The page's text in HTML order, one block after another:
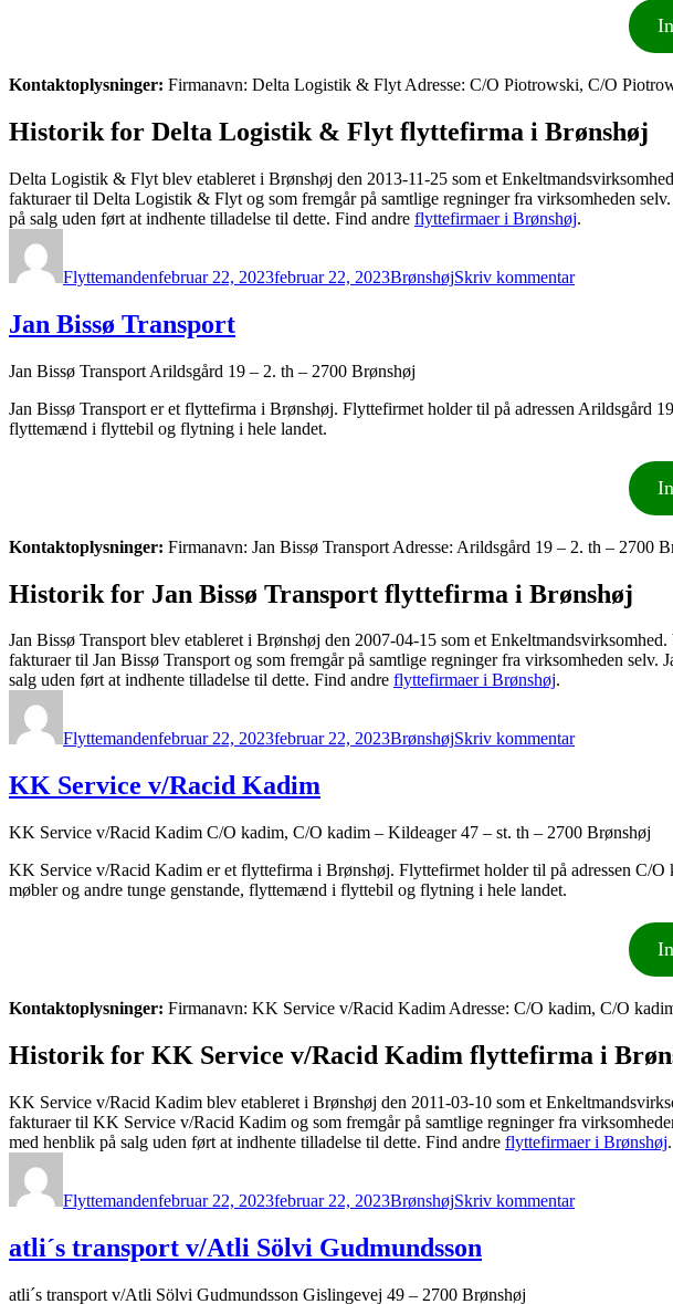
Kontaktoplysninger: Firmanavn: Delta Logistik & Flyt Adresse: C/O Piotrowski, C/O
Historik for Delta Logistik & Flyt flyttefirma i Brønshøj
Delta Logistik & Flyt blev etableret i Brønshøj den 2013-11-25 som et
fakturaer til Delta Logistik & Flyt og som fremgår på samtlige regninger fra virksomheden
på salg uden ført at indhente tilladelse til dette. Find andre flyttefirmaer i Brønshøj.
Flyttemandenfebruar 22, 2023februar 22, 2023BrønshøjSkriv kommentarLogistik
Jan Bissø Transport
Jan Bissø Transport Arildsgård 19 – 2. th – 2700 Brønshøj
Jan Bissø Transport er et flyttefirma i Brønshøj. Flyttefirmet holder til på adressen Arildsgård
flyttemænd i flyttebil og flytning i hele landet.
Kontaktoplysninger: Firmanavn: Jan Bissø Transport Adresse: Arildsgård 19 – 2. th –
Historik for Jan Bissø Transport flyttefirma i Brønshøj
Jan Bissø Transport blev etableret i Brønshøj den 2007-04-15 som et
fakturaer til Jan Bissø Transport og som fremgår på samtlige regninger fra virksomheden
salg uden ført at indhente tilladelse til dette. Find andre flyttefirmaer i Brønshøj.
Flyttemandenfebruar 22, 2023februar 22, 2023BrønshøjSkriv kommentarBissø
KK Service v/Racid Kadim
KK Service v/Racid Kadim C/O kadim, C/O kadim – Kildeager 47 – st. th – 2700 Brønshøj
KK Service v/Racid Kadim er et flyttefirma i Brønshøj. Flyttefirmet holder til på adressen C/
møbler og andre tunge genstande, flyttemænd i flyttebil og flytning i hele landet.
Kontaktoplysninger: Firmanavn: KK Service v/Racid Kadim Adresse: C/O kadim, C/O
Historik for KK Service v/Racid Kadim flyttefirma i
KK Service v/Racid Kadim blev etableret i Brønshøj den 2011-03-10 som et
fakturaer til KK Service v/Racid Kadim og som fremgår på samtlige regninger fra
med henblik på salg uden ført at indhente tilladelse til dette. Find andre flyttefirmaer i Brønshøj.
Flyttemandenfebruar 22, 2023februar 22, 2023BrønshøjSkriv kommentarService
atli´s transport v/Atli Sölvi Gudmundsson
atli´s transport v/Atli Sölvi Gudmundsson Gislingevej 49 – 2700 Brønshøj